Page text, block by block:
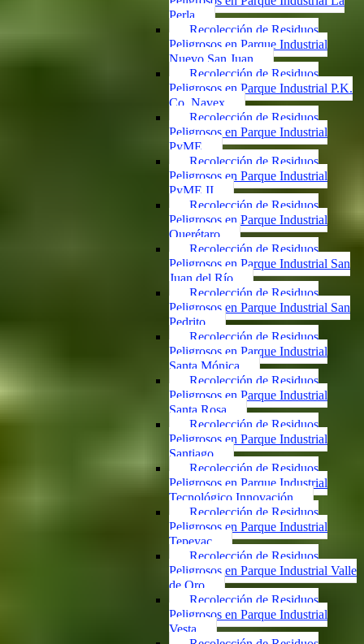
Perla
Recolección de Residuos
Peligrosos en Parque Industrial
Nuevo San Juan
Recolección de Residuos
Peligrosos en Parque Industrial P.K.
Co. Navex
Recolección de Residuos
Peligrosos en Parque Industrial
PyME
Recolección de Residuos
Peligrosos en Parque Industrial
PyME II
Recolección de Residuos
Peligrosos en Parque Industrial
Querétaro
Recolección de Residuos
Peligrosos en Parque Industrial San
Juan del Río
Recolección de Residuos
Peligrosos en Parque Industrial San
Pedrito
Recolección de Residuos
Peligrosos en Parque Industrial
Santa Mónica
Recolección de Residuos
Peligrosos en Parque Industrial
Santa Rosa
Recolección de Residuos
Peligrosos en Parque Industrial
Santiago
Recolección de Residuos
Peligrosos en Parque Industrial
Tecnológico Innovación
Recolección de Residuos
Peligrosos en Parque Industrial
Tepeyac
Recolección de Residuos
Peligrosos en Parque Industrial Valle
de Oro
Recolección de Residuos
Peligrosos en Parque Industrial
Vesta